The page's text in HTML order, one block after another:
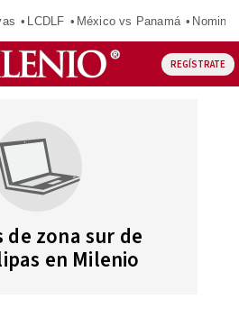
LCDLF México vs Panamá
REGÍSTRATE
de zona sur de
en Milenio